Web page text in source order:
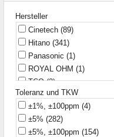
Hersteller
Cinetech (89)
Hitano (341)
Panasonic (1)
ROYAL OHM (1)
TCO(2)
Toleranz und TKW
±1%, ±100ppm (4)
±5% (282)
±5%, ±100ppm (154)